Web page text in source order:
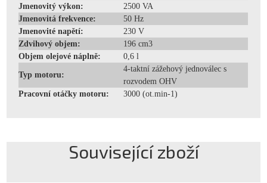
Jmenovitý výkon:
2500 VA
Jmenovitá frekvence:
50 Hz
Jmenovité napětí:
230 V
Zdvihový objem:
196 cm3
Objem olejové náplně:
0,6 l
Typ motoru:
4-taktní zážehový jednoválec s
rozvodem OHV
Pracovní otáčky motoru:
3000 (ot.min-1)
Související zboží